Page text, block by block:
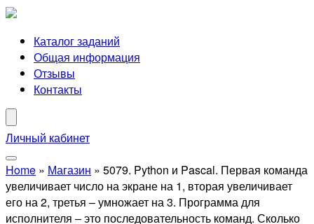
Каталог заданий
Общая информация
Отзывы
Контакты
Личный кабинет
Home » Магазин » 5079. Python и Pascal. Первая команда
увеличивает число на экране на 1, вторая увеличивает
его на 2, третья – умножает на 3. Программа для
исполнителя – это последовательность команд. Сколько